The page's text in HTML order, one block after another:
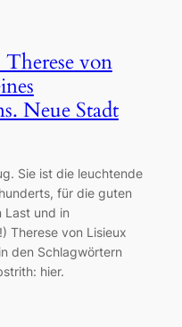
von
Neue Stadt
Sie ist die leuchtende
für die guten
Last und in
Therese von Lisieux
den Schlagwörtern
hier.